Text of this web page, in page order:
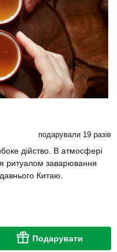
подарували 19 разів
дійство. В атмосфері
ритуалом заварювання
Китаю.
Подарувати